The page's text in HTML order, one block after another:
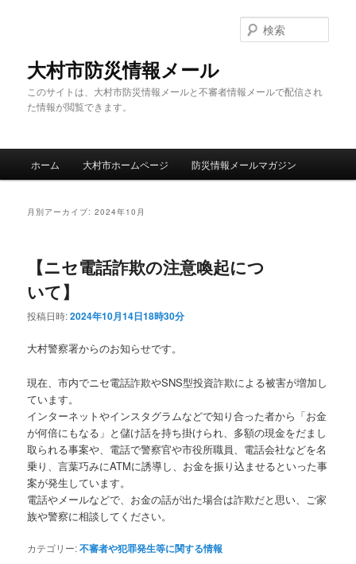
大村市防災情報メール
このサイトは、大村市防災情報メールと不審者情報メールで配信され
た情報が閲覧できます。
索
ホーム 大村市ホームページ 防災情報メールマガジン
月別アーカイブ:2024年10月
【ニセ電話詐欺の注意喚起につ
いて】
投稿日時:2024年10月14日18時30分
大村警察署からのお知らせです。
現在、市内でニセ電話詐欺やSNS型投資詐欺による被害が増加し
ています。
インターネットやインスタグラムなどで知り合った者から「お金
が何倍にもなる」と儲け話を持ち掛けられ、多額の現金をだまし
取られる事案や、電話で警察官や市役所職員、電話会社などを名
乗り、言葉巧みにATMに誘導し、お金を振り込ませるといった事
案が発生しています。
電話やメールなどで、お金の話が出た場合は詐欺だと思い、ご家
族や警察に相談してください。
カテゴリー:不審者や犯罪発生等に関する情報